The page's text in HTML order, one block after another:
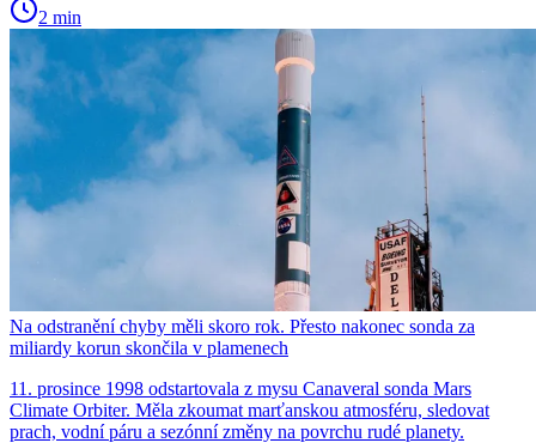
2 min
Na odstranění chyby měli skoro rok. Přesto nakonec sonda za
miliardy korun skončila v plamenech
11. prosince 1998 odstartovala z mysu Canaveral sonda Mars
Climate Orbiter. Měla zkoumat marťanskou atmosféru, sledovat
prach, vodní páru a sezónní změny na povrchu rudé planety.